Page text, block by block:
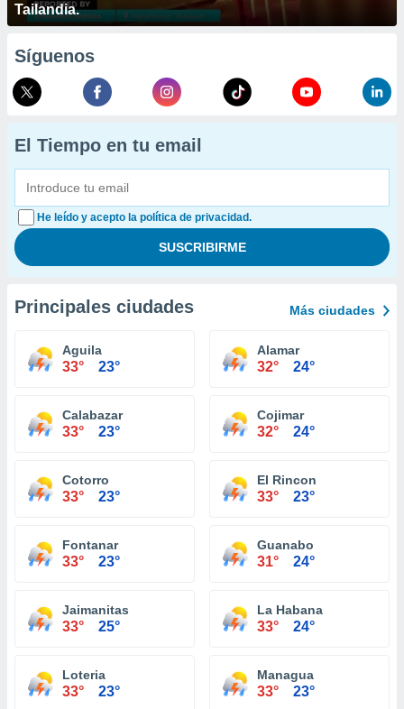
Tailandia.
Síguenos
El Tiempo en tu email
He leído y acepto la política de privacidad.
Principales ciudades Más ciudades
Aguila
33° 23°
Alamar
32° 24°
Calabazar
33° 23°
Cojimar
32° 24°
Cotorro
33° 23°
El Rincon
33° 23°
Fontanar
33° 23°
Guanabo
31° 24°
Jaimanitas
33° 25°
La Habana
33° 24°
Loteria
33° 23°
Managua
33° 23°